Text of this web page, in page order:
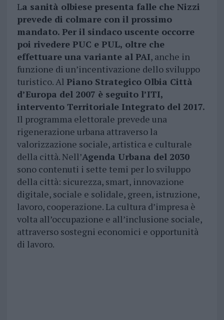
La sanità olbiese presenta falle che Nizzi
prevede di colmare con il prossimo
mandato. Per il sindaco uscente occorre
poi rivedere PUC e PUL, oltre che
effettuare una variante al PAI, anche in
funzione di un’incentivazione dello sviluppo
turistico. Al Piano Strategico Olbia Città
d’Europa del 2007 è seguito l’ITI,
intervento Territoriale Integrato del 2017.
Il programma elettorale prevede una
rigenerazione urbana attraverso la
valorizzazione sociale, artistica e culturale
della città. Nell’Agenda Urbana del 2030
sono contenuti i sette temi per lo sviluppo
della città: sicurezza, smart, innovazione
digitale, sociale e solidale, green, istruzione,
lavoro, cooperazione. La cultura d’impresa è
volta all’occupazione e all’inclusione sociale,
attraverso sostegni economici e opportunità
di lavoro.